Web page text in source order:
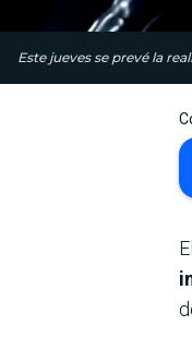
Este jueves se prevé la
El